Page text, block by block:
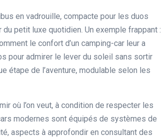
en vadrouille, compacte pour les duos
petit luxe quotidien. Un exemple frappant :
le confort d’un camping-car leur a
pour admirer le lever du soleil sans sortir
étape de l’aventure, modulable selon les
où l’on veut, à condition de respecter les
modernes sont équipés de systèmes de
aspects à approfondir en consultant des